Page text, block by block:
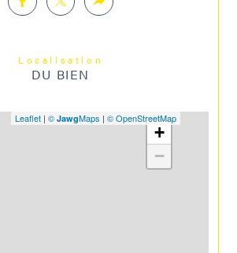
Localisation
DU BIEN
+
−
Leaflet | © JawgMaps | © OpenStreetMap